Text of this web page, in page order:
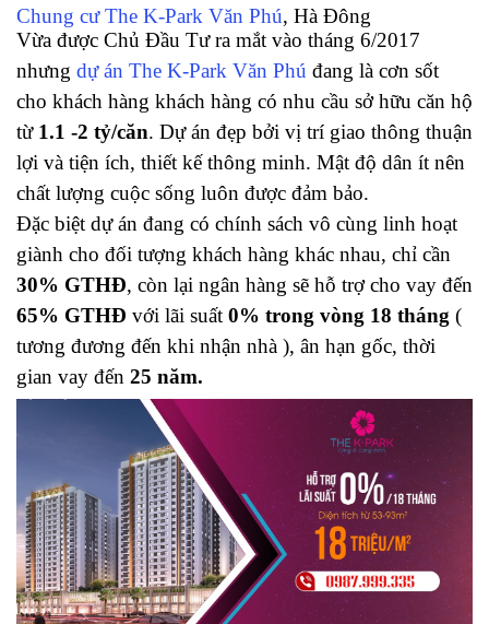
Chung cư The K-Park Văn Phú, Hà Đông
Vừa được Chủ Đầu Tư ra mắt vào tháng 6/2017
nhưng dự án The K-Park Văn Phú đang là cơn sốt
cho khách hàng khách hàng có nhu cầu sở hữu căn hộ
từ 1.1 -2 tỷ/căn. Dự án đẹp bởi vị trí giao thông thuận
lợi và tiện ích, thiết kế thông minh. Mật độ dân ít nên
chất lượng cuộc sống luôn được đảm bảo.
Đặc biệt dự án đang có chính sách vô cùng linh hoạt
giành cho đối tượng khách hàng khác nhau, chỉ cần
30% GTHĐ, còn lại ngân hàng sẽ hỗ trợ cho vay đến
65% GTHĐ với lãi suất 0% trong vòng 18 tháng (
tương đương đến khi nhận nhà ), ân hạn gốc, thời
gian vay đến 25 năm.